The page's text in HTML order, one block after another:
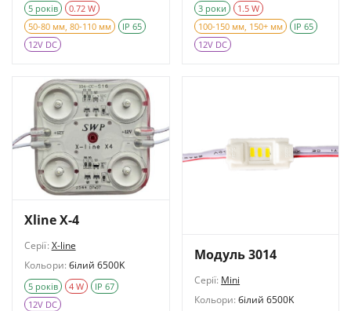
5 років
0.72 W
50-80 мм, 80-110 мм
IP 65
12V DC
3 роки
1.5 W
100-150 мм, 150+ мм
IP 65
12V DC
Xline X-4
Серії: X-line
Кольори: білий 6500K
5 років 4 W
IP 67
12V DC
Модуль 3014
Серії: Mini
Кольори: білий 6500K